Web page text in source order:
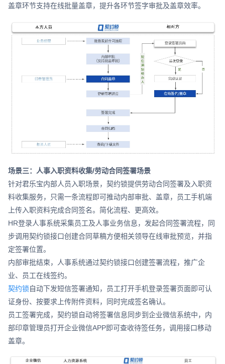
盖章环节支持在线批量盖章，提升各环节签字审批及盖章效率。
场景三：人事入职资料收集/劳动合同签署场景
针对君乐宝内部人员入职场景，契约锁提供劳动合同签署及入职资
料收集服务，只需一条流程即可推动内部审批、盖章，员工手机端
上传入职资料完成合同签名。简化流程、更高效。
HR登录人事系统采集员工及人事业务信息，发起合同签署流程，同
步调用契约锁接口创建合同草稿方便相关领导在线审批预览，并指
定签署位置。
内部审批结束，人事系统通过契约锁接口创建签署流程，推广企
业、员工在线签约。
契约锁自动下发短信签署通知，员工打开手机登录签署页面即可认
证身份、按要求上传附件资料，同时完成签名确认。
员工签署完成，契约锁自动将签署信息同步到企业微信系统中，内
部印章管理员打开企业微信APP即可查收待签任务，调用接口移动
盖章。